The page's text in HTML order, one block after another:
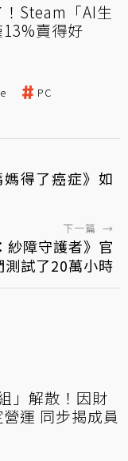
Steam「AI生
賣得好
PC
得了癌症》如
下一篇 →
紗障守護者》官
測試了20萬小時
」解散！因財
運 同步揭成員